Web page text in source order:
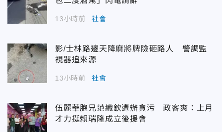
13小時前 社會
影/士林路邊天降麻將牌險砸路人 警調監
視器追來源
13小時前 社會
伍麗華胞兄范織欽遭辦貪污 政客爽：上月
才力挺賴瑞隆成立後援會